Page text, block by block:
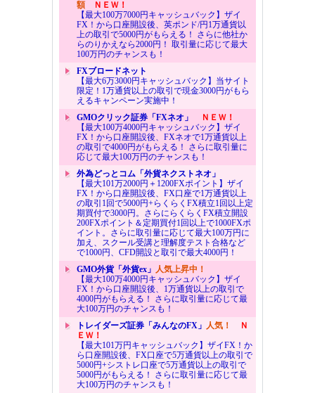
額ＮＥＷ！
【最大100万7000円キャッシュバック】ザイ
FX！から口座開設後、英ポンド/円1万通貨以
上の取引で5000円がもらえる！ さらに他社か
らのりかえなら2000円！ 取引量に応じて最大
100万円のチャンスも！
FXブロードネット
【最大6万3000円キャッシュバック】当サイト
限定！1万通貨以上の取引で現金3000円がもら
えるキャンペーン実施中！
GMOクリック証券「FXネオ」
ＮＥＷ！
【最大100万4000円キャッシュバック】ザイ
FX！から口座開設後、FXネオで1万通貨以上
の取引で4000円がもらえる！ さらに取引量に
応じて最大100万円のチャンスも！
外為どっとコム「外貨ネクストネオ」
【最大101万2000円＋1200FXポイント】ザイ
FX！から口座開設後、FX口座で1万通貨以上
の取引1回で5000円+らくらくFX積立1回以上定
期買付で3000円。さらにらくらくFX積立開設
200FXポイント＆定期買付1回以上で1000FXポ
イント。さらに取引量に応じて最大100万円に
加え、スクール受講と理解度テスト合格など
で1000円、CFD開設と取引で最大4000円！
GMO外貨「外貨ex」 人気上昇中！
【最大100万4000円キャッシュバック】ザイ
FX！から口座開設後、1万通貨以上の取引で
4000円がもらえる！ さらに取引量に応じて最
大100万円のチャンスも！
トレイダーズ証券「みんなのFX」 人気！
Ｎ
ＥＷ！
【最大101万円キャッシュバック】ザイFX！か
ら口座開設後、FX口座で5万通貨以上の取引で
5000円+シストレ口座で5万通貨以上の取引で
5000円がもらえる！ さらに取引量に応じて最
大100万円のチャンスも！